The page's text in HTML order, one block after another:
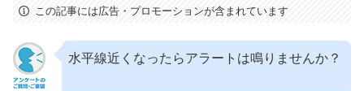
この記事には広告・プロモーションが含まれています
水平線近くなったらアラートは鳴りませんか？